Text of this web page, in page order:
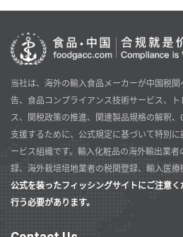
当社は、海外の輸入食品メーカーが中国税
告、食品コンプライアンス技術サービス、
ス、関税政策の推進、関連製品規格の解釈
支援するために、公式規定に基づいて特別
ービス組織です。輸入化粧品の海外輸出業
録、海外栽培培地業者の税関登録、輸入医療
公式を装ったフィッシングサイトにご注意
行う必要があります。